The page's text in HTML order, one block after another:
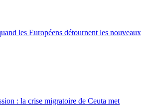
les Européens détournent les nouveaux
: la crise migratoire de Ceuta met